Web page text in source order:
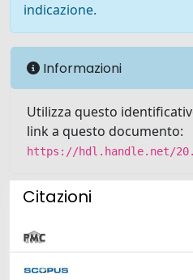
indicazione.
Informazioni
Utilizza questo
link a questo documento:
https://hdl.handle.net/
Citazioni